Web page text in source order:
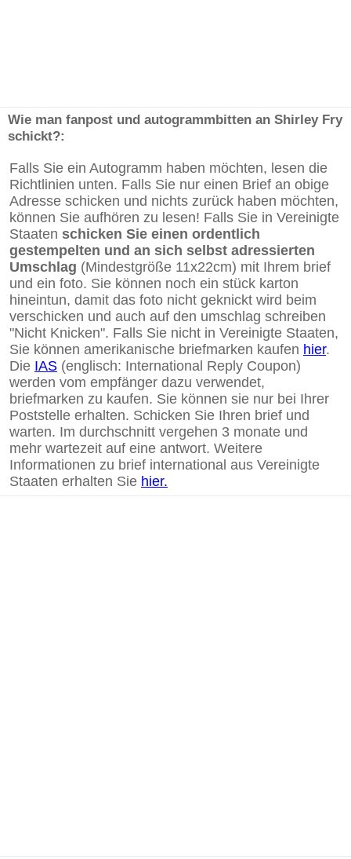
Wie man fanpost und autogrammbitten an Shirley Fry
schickt?:
Falls Sie ein Autogramm haben möchten, lesen die
Richtlinien unten. Falls Sie nur einen Brief an obige
Adresse schicken und nichts zurück haben möchten,
können Sie aufhören zu lesen! Falls Sie in Vereinigte
Staaten schicken Sie einen ordentlich
gestempelten und an sich selbst adressierten
Umschlag (Mindestgröße 11x22cm) mit Ihrem brief
und ein foto. Sie können noch ein stück karton
hineintun, damit das foto nicht geknickt wird beim
verschicken und auch auf den umschlag schreiben
"Nicht Knicken". Falls Sie nicht in Vereinigte Staaten,
Sie können amerikanische briefmarken kaufen hier.
Die IAS (englisch: International Reply Coupon)
werden vom empfänger dazu verwendet,
briefmarken zu kaufen. Sie können sie nur bei Ihrer
Poststelle erhalten. Schicken Sie Ihren brief und
warten. Im durchschnitt vergehen 3 monate und
mehr wartezeit auf eine antwort. Weitere
Informationen zu brief international aus Vereinigte
Staaten erhalten Sie hier.